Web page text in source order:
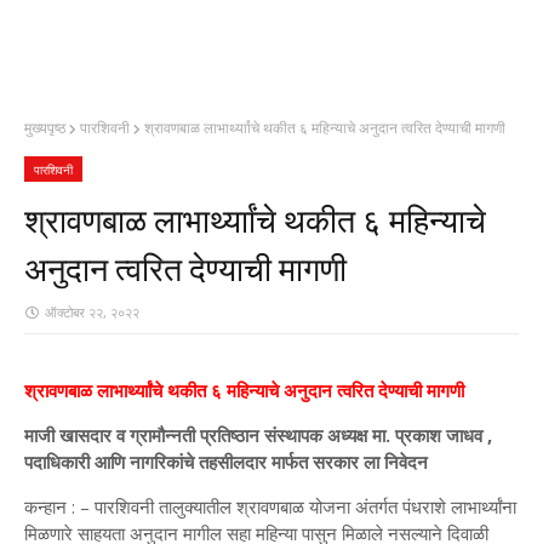
मुख्यपृष्ठ पारशिवनी श्रावणबाळ लाभार्थ्याांचे थकीत ६ महिन्याचे अनुदान त्वरित देण्याची मागणी
पारशिवनी
श्रावणबाळ लाभार्थ्याांचे थकीत ६ महिन्याचे
अनुदान त्वरित देण्याची मागणी
ऑक्टोबर २२, २०२२
श्रावणबाळ लाभार्थ्याांचे थकीत ६ महिन्याचे अनुदान त्वरित देण्याची मागणी
माजी खासदार व ग्रामौन्नती प्रतिष्ठान संस्थापक अध्यक्ष मा. प्रकाश जाधव ,
पदाधिकारी आणि नागरिकांचे तहसीलदार मार्फत सरकार ला निवेदन
कन्हान : – पारशिवनी तालुक्यातील श्रावणबाळ योजना अंतर्गत पंधराशे लाभार्थ्यांना
मिळणारे साहयता अनुदान मागील सहा महिन्या पासुन मिळाले नसल्याने दिवाळी